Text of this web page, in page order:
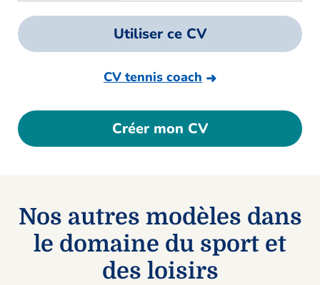
Utiliser ce CV
CV tennis coach
Créer mon CV
Nos autres modèles dans
le domaine du sport et
des loisirs